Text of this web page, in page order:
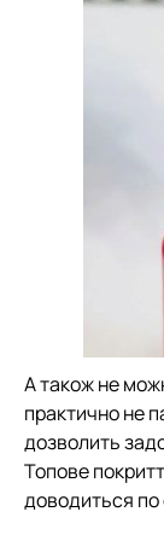
А також не
практично не
дозволить
Топове
доводиться по